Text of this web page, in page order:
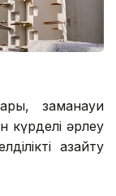
заманауи
әрлеу
азайту